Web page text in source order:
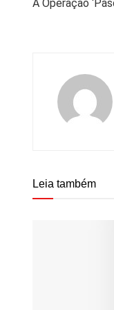
A Operação
Leia também